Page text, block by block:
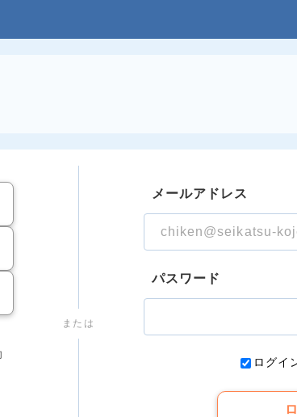
または
メールアドレス
パスワード
ログイ